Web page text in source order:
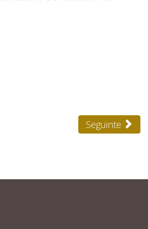
Seguinte